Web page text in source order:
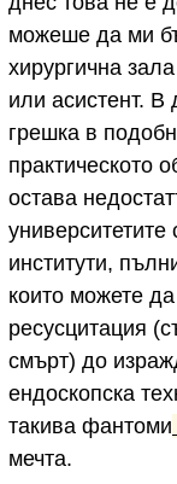
можеше да ми
хирургична
или асистент.
грешка в
практическото
остава
институти,
които можете
ресусцитация
смърт) до
ендоскопска
такива фантоми
мечта.